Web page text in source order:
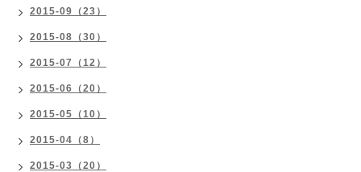
2015-09（23）
2015-08（30）
2015-07（12）
2015-06（20）
2015-05（10）
2015-04（8）
2015-03（20）